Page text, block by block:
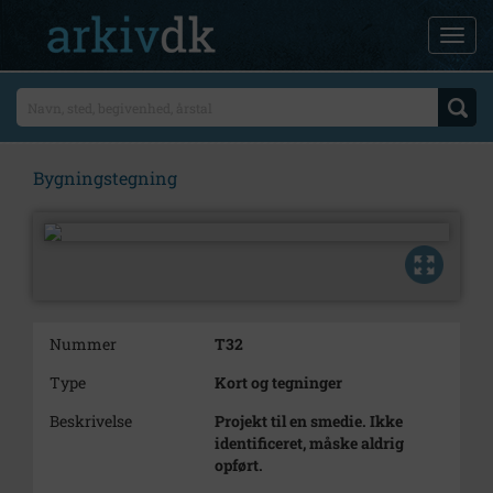
Bygningstegning
Nummer
T32
Type
Kort og tegninger
Beskrivelse
Projekt til en smedie. Ikke
identificeret, måske aldrig
opført.